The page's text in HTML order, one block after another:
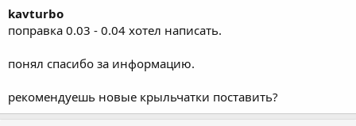
kavturbo
поправка 0.03 - 0.04 хотел написать.
понял спасибо за информацию.
рекомендуешь новые крыльчатки поставить?